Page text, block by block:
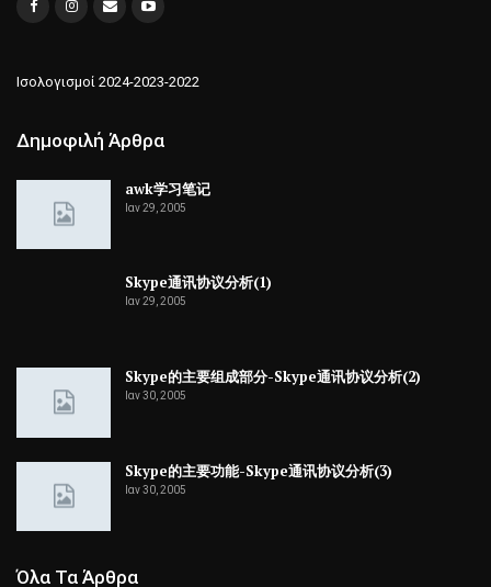
Ισολογισμοί 2024-2023-2022
Δημοφιλή Άρθρα
awk学习笔记
Ιαν 29, 2005
Skype通讯协议分析(1)
Ιαν 29, 2005
Skype的主要组成部分-Skype通讯协议分析(2)
Ιαν 30, 2005
Skype的主要功能-Skype通讯协议分析(3)
Ιαν 30, 2005
Όλα Τα Άρθρα